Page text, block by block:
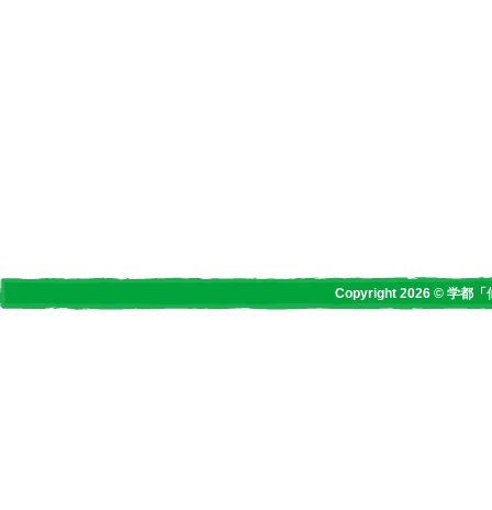
Copyright 2026 © 学都「